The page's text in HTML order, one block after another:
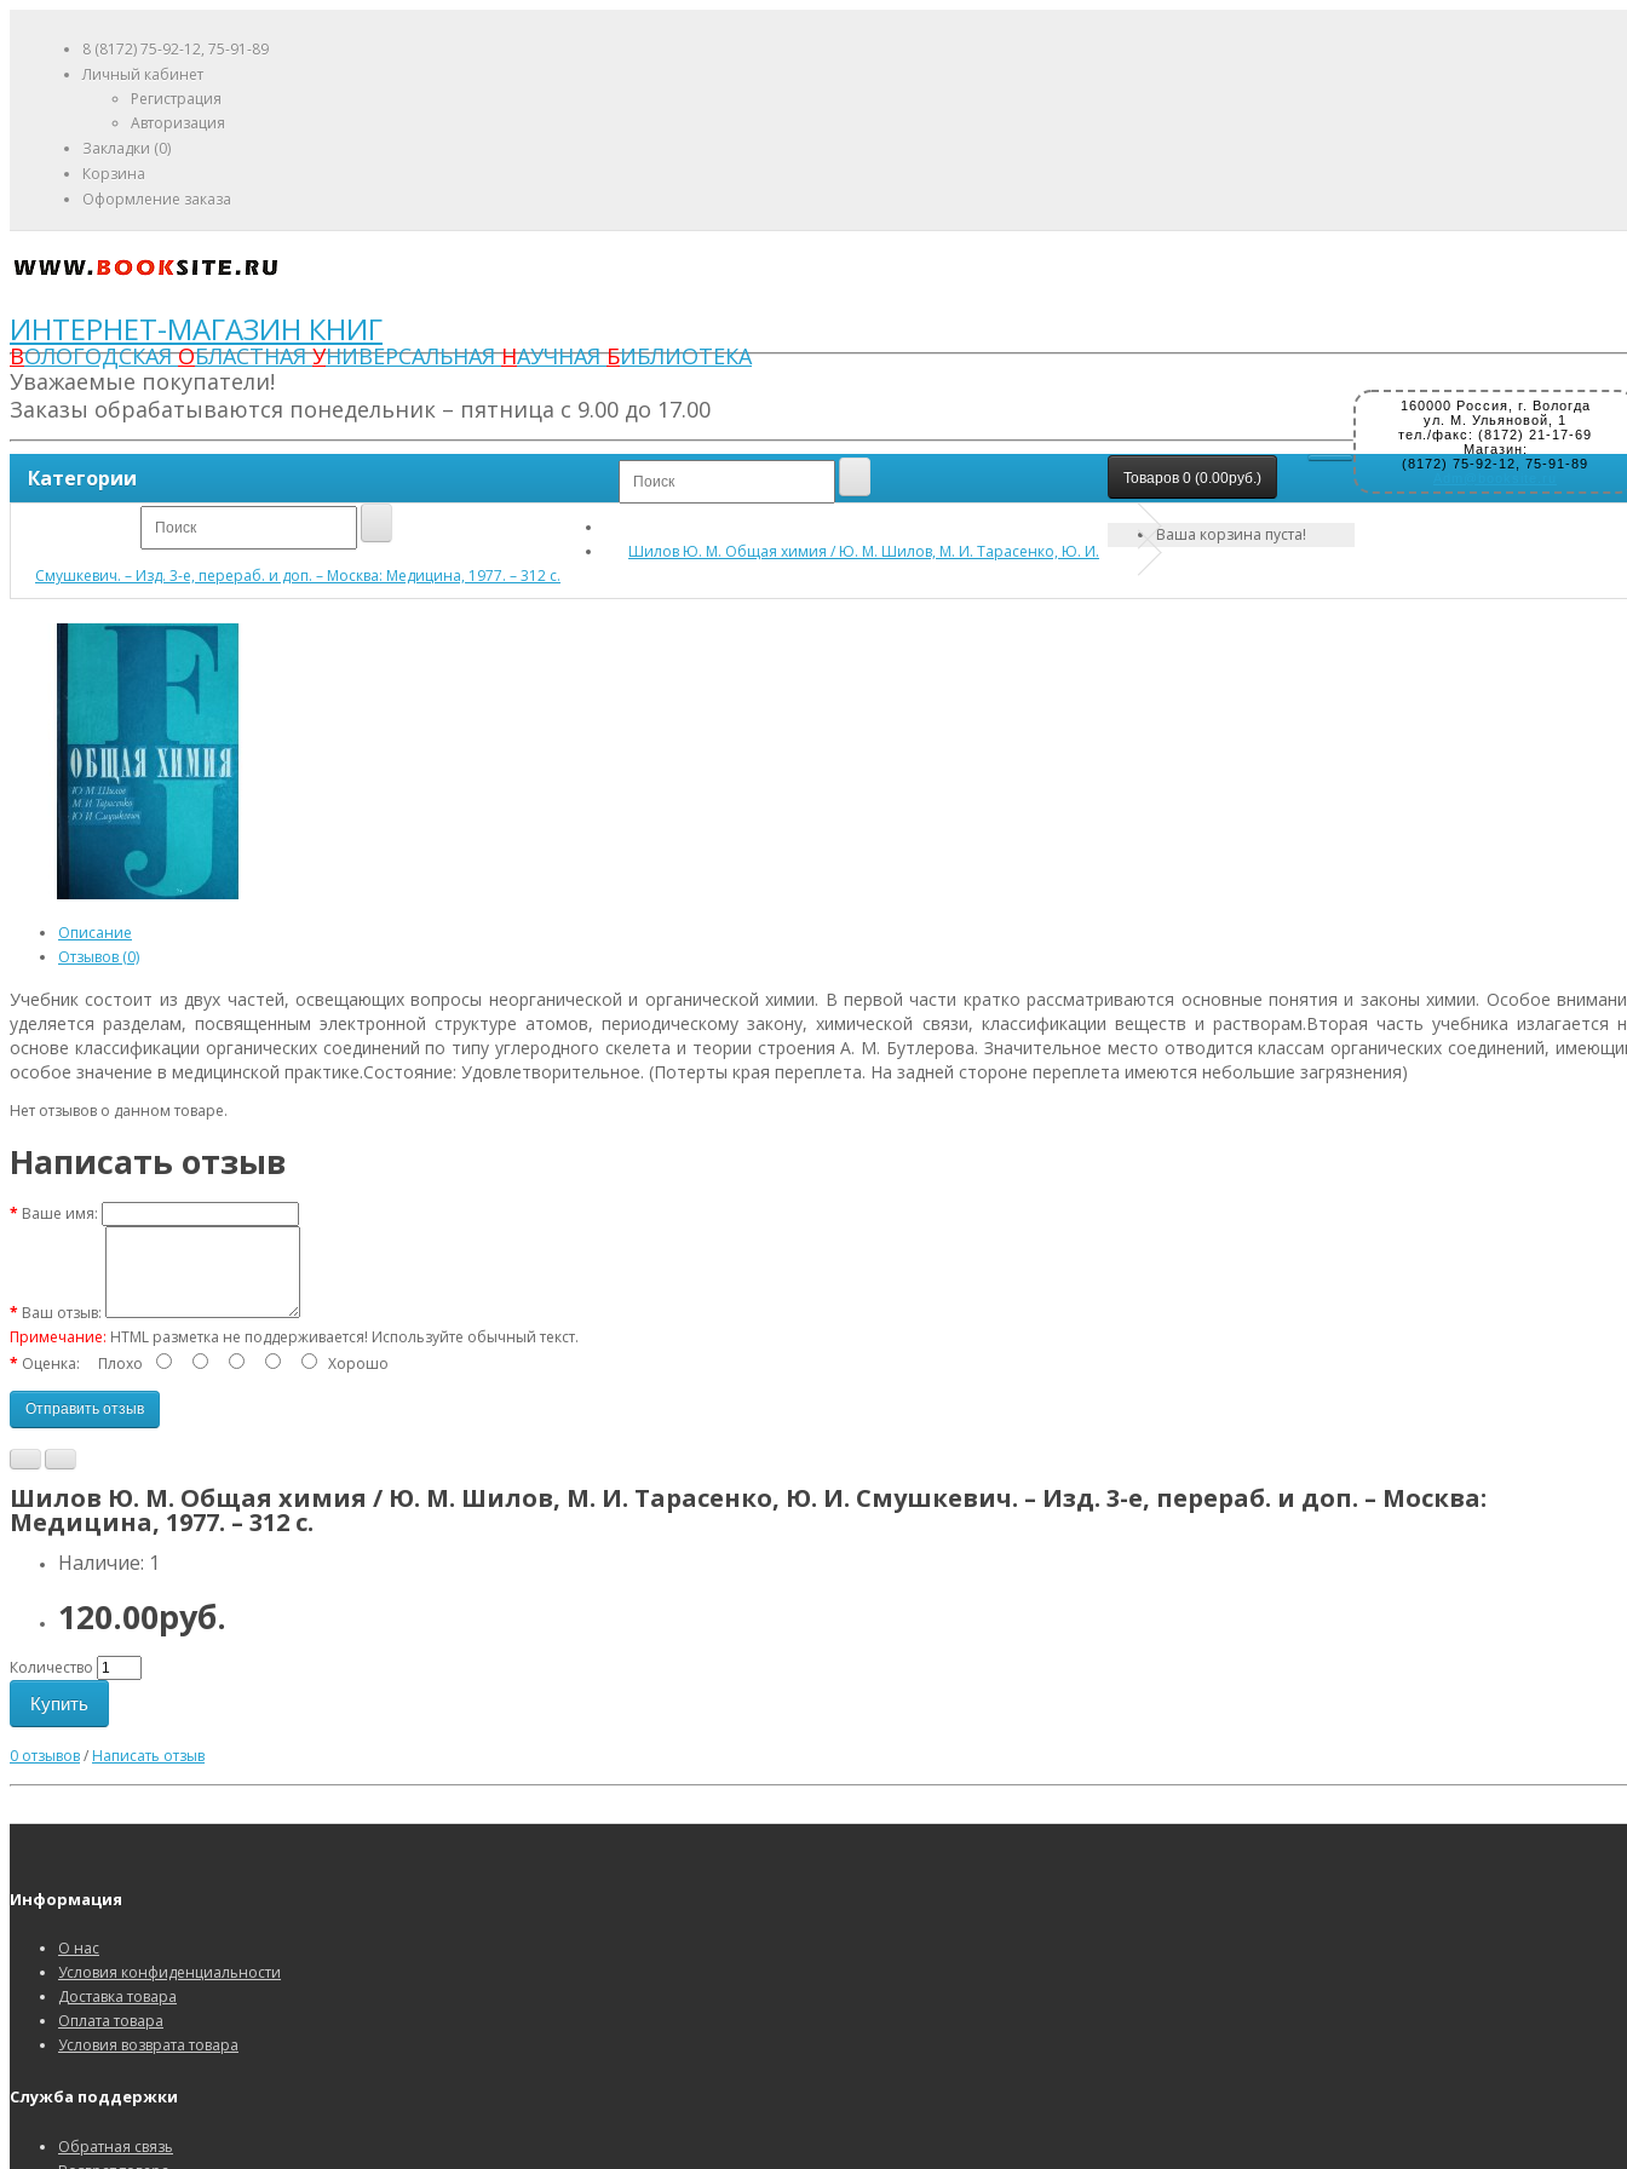
8 (8172) 75-92-12, 75-91-89
Личный кабинет
Регистрация
Авторизация
Закладки (0)
Корзина
Оформление заказа
ИНТЕРНЕТ-МАГАЗИН КНИГ
ВОЛОГОДСКАЯОБЛАСТНАЯУНИВЕРСАЛЬНАЯНАУЧНАЯБИБЛИОТЕКА
160000 Россия, г. Вологда
ул. М. Ульяновой, 1
тел./факс: (8172) 21-17-69
Магазин:
(8172) 75-92-12, 75-91-89
Уважаемые покупатели!
Заказы обрабатываются понедельник – пятница с 9.00 до 17.00
Категории Товаров 0 (0.00руб.)
Ваша корзина пуста!
Шилов Ю. М. Общая химия / Ю. М. Шилов, М. И. Тарасенко, Ю. И.
Смушкевич. – Изд. 3-е, перераб. и доп. – Москва: Медицина, 1977. – 312 с.
Описание
Отзывов (0)
Учебник состоит из двух частей, освещающих вопросы неорганической и органической химии. В первой части кратко рассматриваются основные понятия и законы химии. Особое
уделяется разделам, посвященным электронной структуре атомов, периодическому закону, химической связи, классификации веществ и растворам.Вторая часть учебника излагается
основе классификации органических соединений по типу углеродного скелета и теории строения А. М. Бутлерова. Значительное место отводится классам органических соединений,
особое значение в медицинской практике.Состояние: Удовлетворительное. (Потерты края переплета. На задней стороне переплета имеются небольшие загрязнения)
Нет отзывов о данном товаре.
Написать отзыв
Ваше имя:
Ваш отзыв:
Примечание: HTML разметка не поддерживается! Используйте обычный текст.
Оценка: Плохо Хорошо
Отправить отзыв
Шилов Ю. М. Общая химия / Ю. М. Шилов, М. И. Тарасенко, Ю. И. Смушкевич. – Изд. 3-е, перераб. и доп. – Москва:
Медицина, 1977. – 312 с.
Наличие: 1
120.00руб.
Количество
Купить
0 отзывов/ Написать отзыв
Информация
О нас
Условия конфиденциальности
Доставка товара
Оплата товара
Условия возврата товара
Служба поддержки
Обратная связь